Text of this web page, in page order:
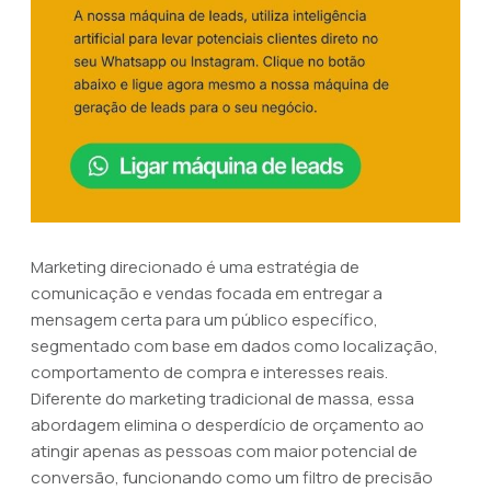
Marketing direcionado é uma estratégia de
comunicação e vendas focada em entregar a
mensagem certa para um público específico,
segmentado com base em dados como localização,
comportamento de compra e interesses reais.
Diferente do marketing tradicional de massa, essa
abordagem elimina o desperdício de orçamento ao
atingir apenas as pessoas com maior potencial de
conversão, funcionando como um filtro de precisão